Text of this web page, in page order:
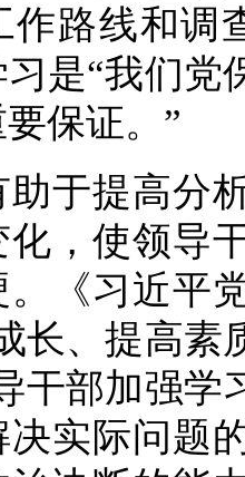
作路线和调
是“我们党
保证。”
提高分析
化，使领导
《习近平
长、提高素
干部加强学
实际问题